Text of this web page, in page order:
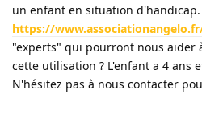
un enfant en situation
https://
"experts" qui pourront nous aider
cette utilisation ? L'enfant a 4 ans
N'hésitez pas à nous contacter